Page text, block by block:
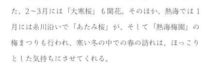
た、2〜3月には「大寒桜」も開花。そのほか、熱海では 1
月には糸川沿いで「あたみ桜」が、そして「熱海梅園」の
梅まつりも行われ、寒い冬の中での春の訪れは、ほっこり
とした気持ちにさせてくれる。